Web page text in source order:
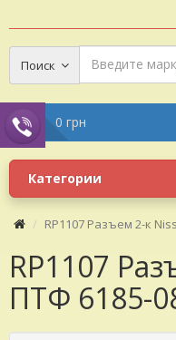
Поиск
0 грн
Категории
RP1107 Разъем 2-к
RP1107
ПТФ 6185-